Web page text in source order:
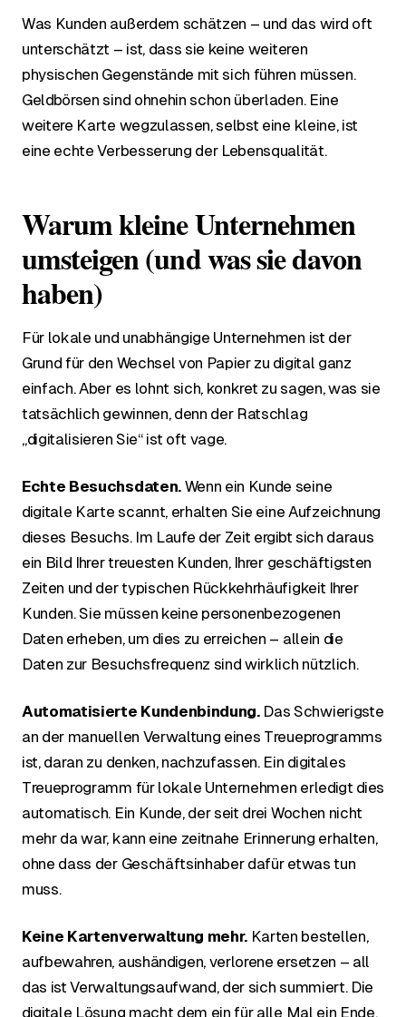
Was Kunden außerdem schätzen – und das wird oft
unterschätzt – ist, dass sie keine weiteren
physischen Gegenstände mit sich führen müssen.
Geldbörsen sind ohnehin schon überladen. Eine
weitere Karte wegzulassen, selbst eine kleine, ist
eine echte Verbesserung der Lebensqualität.
Warum kleine Unternehmen
umsteigen (und was sie davon
haben)
Für lokale und unabhängige Unternehmen ist der
Grund für den Wechsel von Papier zu digital ganz
einfach. Aber es lohnt sich, konkret zu sagen, was sie
tatsächlich gewinnen, denn der Ratschlag
„digitalisieren Sie“ ist oft vage.
Echte Besuchsdaten.Wenn ein Kunde seine
digitale Karte scannt, erhalten Sie eine Aufzeichnung
dieses Besuchs. Im Laufe der Zeit ergibt sich daraus
ein Bild Ihrer treuesten Kunden, Ihrer geschäftigsten
Zeiten und der typischen Rückkehrhäufigkeit Ihrer
Kunden. Sie müssen keine personenbezogenen
Daten erheben, um dies zu erreichen – allein die
Daten zur Besuchsfrequenz sind wirklich nützlich.
Automatisierte Kundenbindung.Das Schwierigste
an der manuellen Verwaltung eines Treueprogramms
ist, daran zu denken, nachzufassen. Ein digitales
Treueprogramm für lokale Unternehmen erledigt dies
automatisch. Ein Kunde, der seit drei Wochen nicht
mehr da war, kann eine zeitnahe Erinnerung erhalten,
ohne dass der Geschäftsinhaber dafür etwas tun
muss.
Keine Kartenverwaltung mehr. Karten bestellen,
aufbewahren, aushändigen, verlorene ersetzen – all
das ist Verwaltungsaufwand, der sich summiert. Die
digitale Lösung macht dem ein für alle Mal ein Ende.